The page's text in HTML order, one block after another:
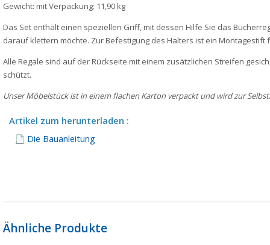
Gewicht: mit Verpackung: 11,90 kg
Das Set enthält einen speziellen Griff, mit dessen Hilfe Sie das
darauf klettern möchte. Zur Befestigung des Halters ist ein
Alle Regale sind auf der Rückseite mit einem zusätzlichen Streifen
schützt.
Unser Möbelstück ist in einem flachen Karton verpackt und wird zur
Artikel zum herunterladen :
Die Bauanleitung
Ähnliche Produkte